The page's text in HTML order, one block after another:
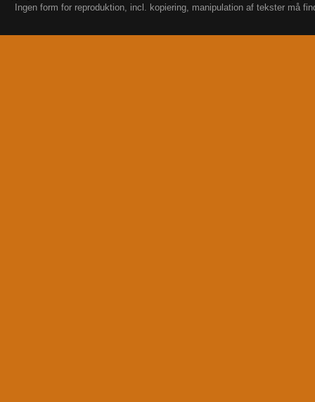
Ingen form for reproduktion, incl. kopiering, manipulation af tekster må